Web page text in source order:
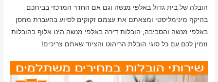
הובלה של בית גדול באלפי מנשה וגם אם החדר המרכזי בביתכם
בהיקף מינימליסטי ומצאתם את עצמם זקוקים לסיוע בהעברת מחסן
באלפי מנשה והסביבה, הובלות דירה באלפי מנשה הינו אלוף בהובלות
וזמין לכם עם כל סוגי הובלת הריהוט והציוד שאתם צריכים!